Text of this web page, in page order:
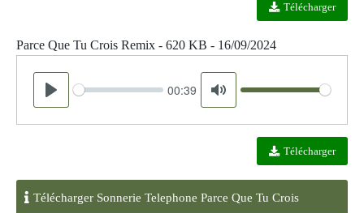
Télécharger
Parce Que Tu Crois Remix - 620 KB - 16/09/2024
Play
Seek 00:39
Mute
Volume
Télécharger
Télécharger Sonnerie Telephone Parce Que Tu Crois